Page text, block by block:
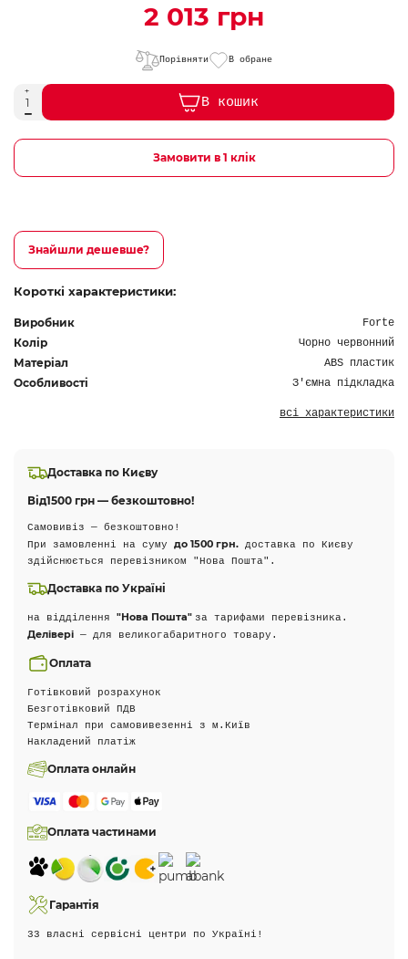
2 013 грн
Порівняти В обране
В кошик
Замовити в 1 клік
Знайшли дешевше?
Короткі характеристики:
Виробник Forte
Колір Чорно червонний
Матеріал ABS пластик
Особливості З'ємна підкладка
всі характеристики
Доставка по Києву
Від1500 грн — безкоштовно!
Самовивіз — безкоштовно!
При замовленні на суму до 1500 грн. доставка по Києву
здійснюється перевізником "Нова Пошта".
Доставка по Україні
на відділення "Нова Пошта" за тарифами перевізника.
Делівері — для великогабаритного товару.
Оплата
Готівковий розрахунок
Безготівковий ПДВ
Термінал при самовивезенні з м.Київ
Накладений платіж
Оплата онлайн
Оплата частинами
Гарантія
33 власні сервісні центри по Україні!